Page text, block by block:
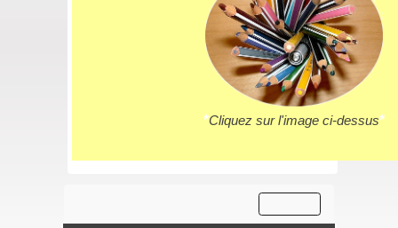
*Cliquez sur l'image ci-dessus*